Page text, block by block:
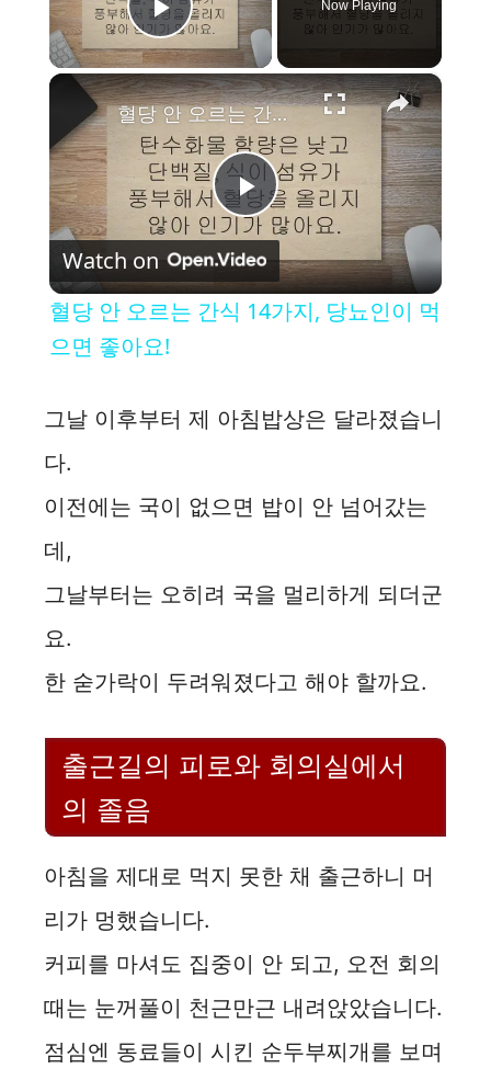
Play Video
Now Playing
×
P
l
y
d
e
o
혈당 안 오르는 간식 14가지, 당뇨인이 먹으면 좋아요!
Watch on
혈당 안 오르는 간식 14가지, 당뇨인이 먹
으면 좋아요!
그날 이후부터 제 아침밥상은 달라졌습니
다.
이전에는 국이 없으면 밥이 안 넘어갔는
데,
그날부터는 오히려 국을 멀리하게 되더군
요.
한 숟가락이 두려워졌다고 해야 할까요.
출근길의 피로와 회의실에서
의 졸음
아침을 제대로 먹지 못한 채 출근하니 머
리가 멍했습니다.
커피를 마셔도 집중이 안 되고, 오전 회의
때는 눈꺼풀이 천근만근 내려앉았습니다.
점심엔 동료들이 시킨 순두부찌개를 보며